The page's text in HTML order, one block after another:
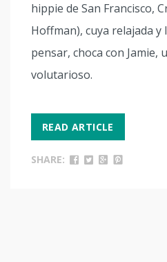
hippie de San Francisco,
Hoffman), cuya relajada
pensar, choca con
volutarioso.
READ ARTICLE
SHARE: